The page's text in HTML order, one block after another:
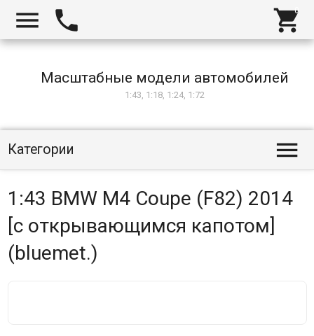
  
Масштабные модели автомобилей
1:43, 1:18, 1:24, 1:72
Категории 
1:43 BMW M4 Coupe (F82) 2014
[с открывающимся капотом]
(bluemet.)